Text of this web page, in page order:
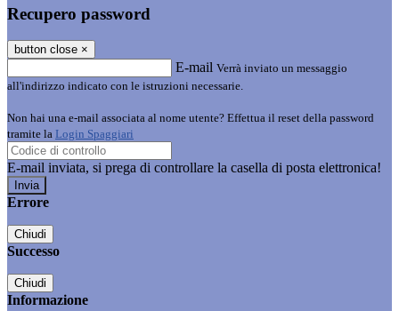
Recupero password
button close ×
E-mail Verrà inviato un messaggio
all'indirizzo indicato con le istruzioni necessarie.
Non hai una e-mail associata al nome utente? Effettua il reset della password
tramite la Login Spaggiari
E-mail inviata, si prega di controllare la casella di posta elettronica!
Errore
Chiudi
Successo
Chiudi
Informazione